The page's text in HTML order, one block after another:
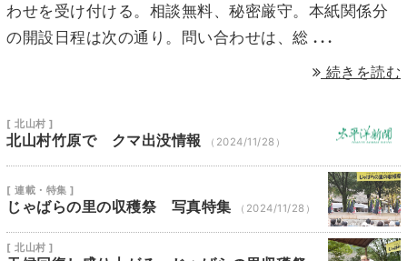
わせを受け付ける。相談無料、秘密厳守。本紙関係分
の開設日程は次の通り。問い合わせは、総 ...
続きを読む
[ 北山村 ]
北山村竹原で クマ出没情報 （2024/11/28）
[ 連載・特集 ]
じゃばらの里の収穫祭 写真特集 （2024/11/28）
[ 北山村 ]